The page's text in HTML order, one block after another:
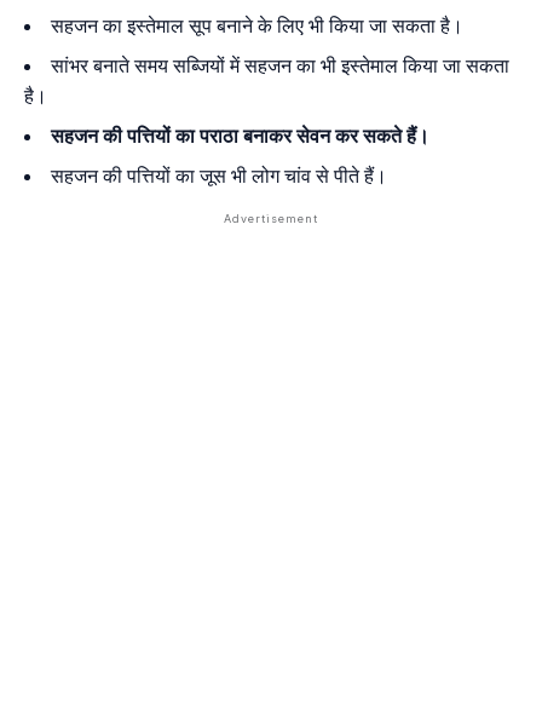
सहजन का इस्तेमाल सूप बनाने के लिए भी किया जा सकता है।
सांभर बनाते समय सब्जियों में सहजन का भी इस्तेमाल किया जा सकता
है।
सहजन की पत्तियों का पराठा बनाकर सेवन कर सकते हैं।
सहजन की पत्तियों का जूस भी लोग चांव से पीते हैं।